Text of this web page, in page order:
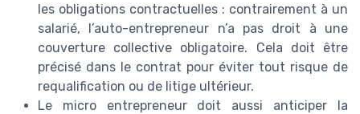
les obligations contractuelles : contrairement à un
salarié, l’auto-entrepreneur n’a pas droit à une
couverture collective obligatoire. Cela doit être
précisé dans le contrat pour éviter tout risque de
requalification ou de litige ultérieur.
Le micro entrepreneur doit aussi anticiper la